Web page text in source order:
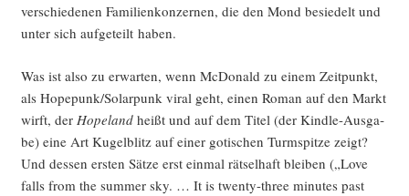
ver­schie­de­nen Fami­li­en­kon­zer­nen, die den Mond besie­delt und
unter sich auf­ge­teilt haben.
Was ist also zu erwar­ten, wenn McDo­nald zu einem Zeit­punkt,
als Hopepunk/Solarpunk viral geht, einen Roman auf den Markt
wirft, der Hope­landheißt und auf dem Titel (der Kind­le-Aus­ga­
be) eine Art Kugel­blitz auf einer goti­schen Turm­spit­ze zeigt?
Und des­sen ers­ten Sät­ze erst ein­mal rät­sel­haft blei­ben („Love
falls from the sum­mer sky. … It is twen­ty-three minu­tes past